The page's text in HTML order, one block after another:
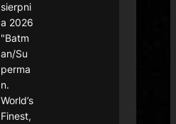
sierpni
a 2026
"Batm
an/Su
perma
n.
World’s
Finest,